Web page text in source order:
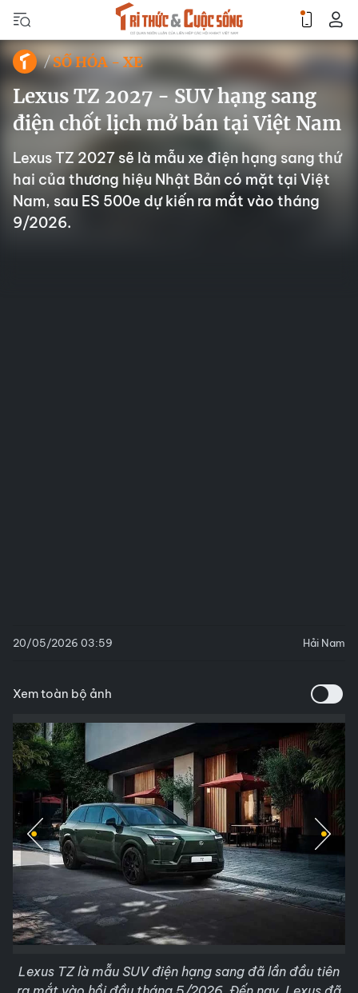
SỐ HÓA - XE
Lexus TZ 2027 - SUV hạng sang
điện chốt lịch mở bán tại Việt Nam
Lexus TZ 2027 sẽ là mẫu xe điện hạng sang thứ
hai của thương hiệu Nhật Bản có mặt tại Việt
Nam, sau ES 500e dự kiến ra mắt vào tháng
9/2026.
20/05/2026 03:59 Hải Nam
Xem toàn bộ ảnh
Lexus TZ là mẫu SUV điện hạng sang đã lần đầu tiên